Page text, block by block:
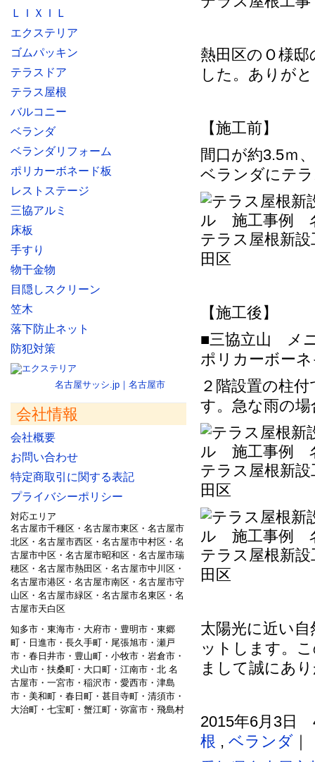
熱田区のＯ様
した。ありが
【施工前】
間口が約3.5ｍ
ベランダにテ
テラス屋根新
田区
【施工後】
■三協立山 メ
ポリカーボー
２階設置の柱
す。急な雨の
テラス屋根新
田区
テラス屋根新
田区
太陽光に近い
ットします。
まして誠にあ
2015年6月3日
根 , ベランダ ｜
ＬＩＸＩＬ
エクステリア
ゴムパッキン
テラスドア
テラス屋根
バルコニー
ベランダ
ベランダリフォーム
ポリカーボネード板
レストステージ
三協アルミ
床板
手すり
物干金物
目隠しスクリーン
笠木
落下防止ネット
防犯対策
名古屋サッシ.jp｜名古屋市
会社情報
会社概要
お問い合わせ
特定商取引に関する表記
プライバシーポリシー
対応エリア
名古屋市千種区・名古屋市東区・名古屋市
北区・名古屋市西区・名古屋市中村区・名
古屋市中区・名古屋市昭和区・名古屋市瑞
穂区・名古屋市熱田区・名古屋市中川区・
名古屋市港区・名古屋市南区・名古屋市守
山区・名古屋市緑区・名古屋市名東区・名
古屋市天白区
知多市・東海市・大府市・豊明市・東郷
町・日進市・長久手町・尾張旭市・瀬戸
市・春日井市・豊山町・小牧市・岩倉市・
犬山市・扶桑町・大口町・江南市・北 名
古屋市・一宮市・稲沢市・愛西市・津島
市・美和町・春日町・甚目寺町・清須市・
大治町・七宝町・蟹江町・弥富市・飛島村